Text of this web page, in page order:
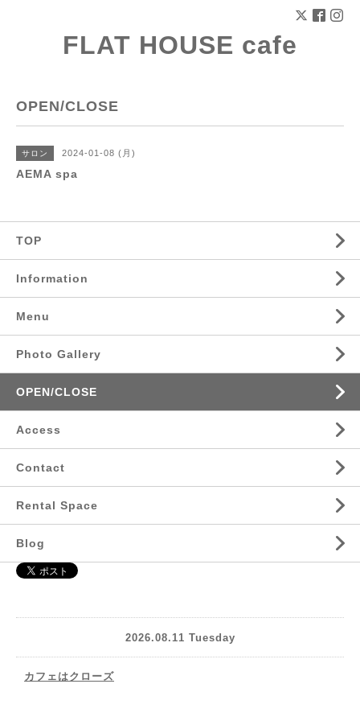
FLAT HOUSE cafe
OPEN/CLOSE
サロン 2024-01-08 (月)
AEMA spa
TOP
Information
Menu
Photo Gallery
OPEN/CLOSE
Access
Contact
Rental Space
Blog
2026.08.11 Tuesday
カフェはクローズ